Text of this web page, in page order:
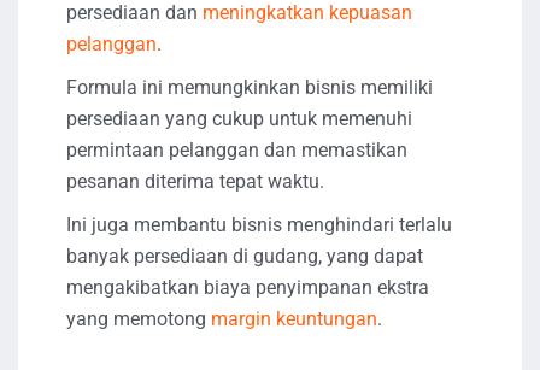
persediaan dan meningkatkan kepuasan
pelanggan.
Formula ini memungkinkan bisnis memiliki
persediaan yang cukup untuk memenuhi
permintaan pelanggan dan memastikan
pesanan diterima tepat waktu.
Ini juga membantu bisnis menghindari terlalu
banyak persediaan di gudang, yang dapat
mengakibatkan biaya penyimpanan ekstra
yang memotong margin keuntungan.